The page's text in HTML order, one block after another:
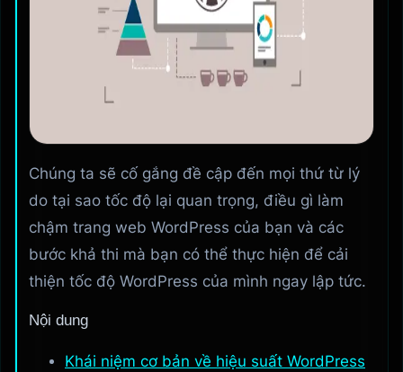
Chúng ta sẽ cố gắng đề cập đến mọi thứ từ lý
do tại sao tốc độ lại quan trọng, điều gì làm
chậm trang web WordPress của bạn và các
bước khả thi mà bạn có thể thực hiện để cải
thiện tốc độ WordPress của mình ngay lập tức.
Nội dung
Khái niệm cơ bản về hiệu suất WordPress